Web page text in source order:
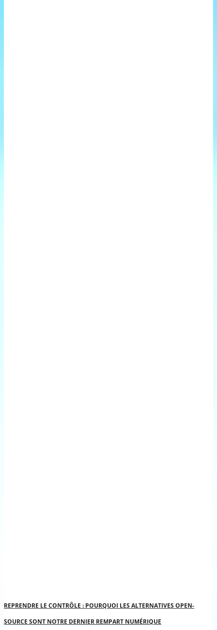
REPRENDRE LE CONTRÔLE : POURQUOI LES ALTERNATIVES OPEN-
SOURCE SONT NOTRE DERNIER REMPART NUMÉRIQUE